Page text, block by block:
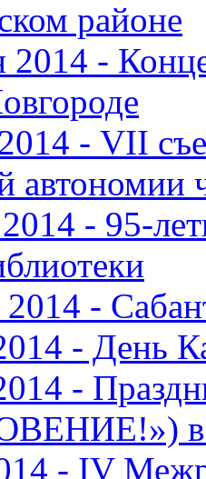
районе
2014 -
- VII
автономии
- 95-
2014 -
- День
2014 -
в
- IV